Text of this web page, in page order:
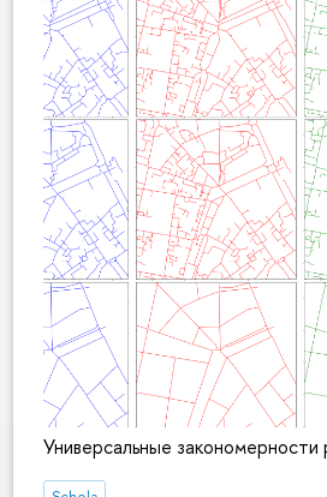
Универсальные закономерности